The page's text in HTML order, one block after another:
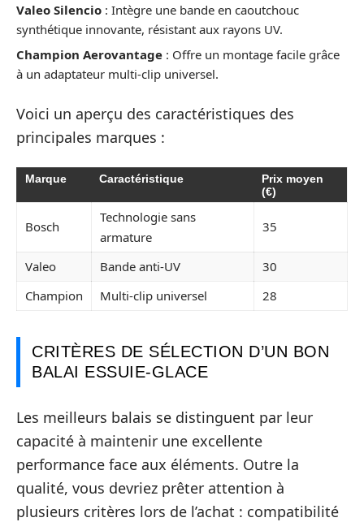
Valeo Silencio : Intègre une bande en caoutchouc
synthétique innovante, résistant aux rayons UV.
Champion Aerovantage : Offre un montage facile grâce
à un adaptateur multi-clip universel.
Voici un aperçu des caractéristiques des
principales marques :
Marque Caractéristique
Prix moyen
(€)
Bosch
Technologie sans
armature
35
Valeo Bande anti-UV
30
Champion
Multi-clip universel 28
CRITÈRES DE SÉLECTION D’UN BON
BALAI ESSUIE-GLACE
Les meilleurs balais se distinguent par leur
capacité à maintenir une excellente
performance face aux éléments. Outre la
qualité, vous devriez prêter attention à
plusieurs critères lors de l’achat : compatibilité